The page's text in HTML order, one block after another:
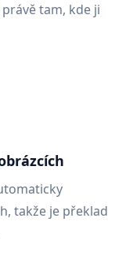
tam, kde ji
takže je překlad